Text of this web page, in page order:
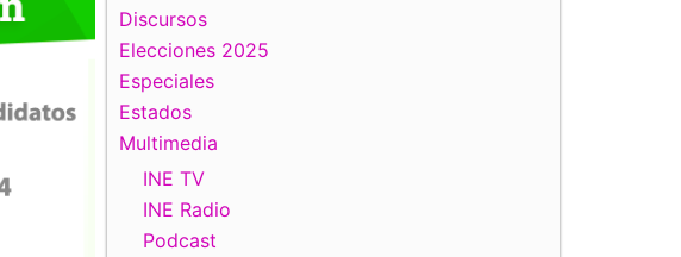
Discursos
Elecciones 2025
Especiales
Estados
Multimedia
INE TV
INE Radio
Podcast